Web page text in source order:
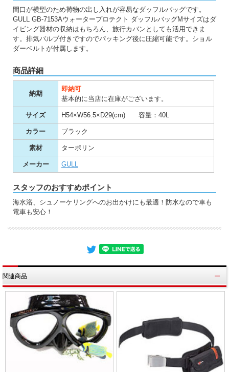
間口が横型のため荷物の出し入れが容易なダッフルバッグです。
GULL GB-7153Aウォータープロテクト ダッフルバッグMサイズはダ
イビング器材の収納はもちろん、旅行カバンとしても活用できま
す。排気バルブ付きですのでパッキング後に圧縮可能です。ショル
ダーベルトが付属します。
商品詳細
納期
即納可
基本的に当店に在庫がございます。
サイズ H54×W56.5×D29(cm) 容量：40L
カラー ブラック
素材 ターポリン
メーカー GULL
スタッフのおすすめポイント
海水浴、シュノーケリングへのお出かけにも最適！防水なので車も
電車も安心！
関連商品